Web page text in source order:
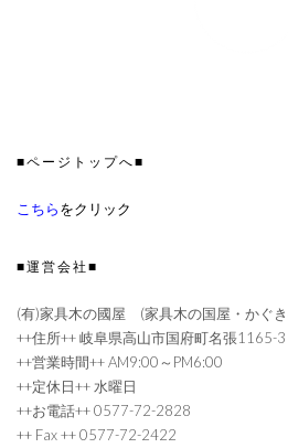
■ページトップへ■
こちらをクリック
■運営会社■
(有)家具木の國屋 (家具木の国屋・かぐ
++住所++ 岐阜県高山市国府町名張1165-3
++営業時間++ AM9:00～PM6:00
++定休日++ 水曜日
++お電話++ 0577-72-2828
++ Fax ++ 0577-72-2422